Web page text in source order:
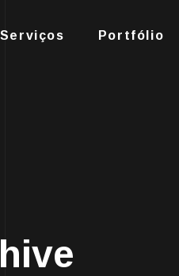
Serviços Portfólio